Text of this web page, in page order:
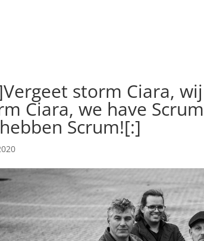
storm Ciara,
Ciara, we have
Scrum![:]